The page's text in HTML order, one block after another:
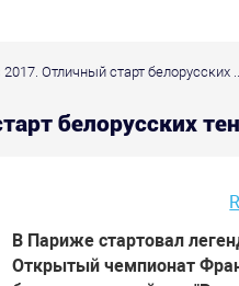
Отличный старт белорусских
белорусских
В Париже стартовал
Открытый чемпионат